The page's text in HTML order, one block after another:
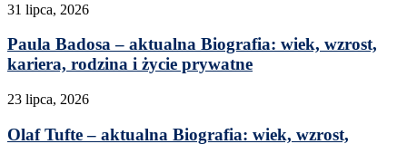
31 lipca, 2026
Paula Badosa – aktualna Biografia: wiek, wzrost,
kariera, rodzina i życie prywatne
23 lipca, 2026
Olaf Tufte – aktualna Biografia: wiek, wzrost,